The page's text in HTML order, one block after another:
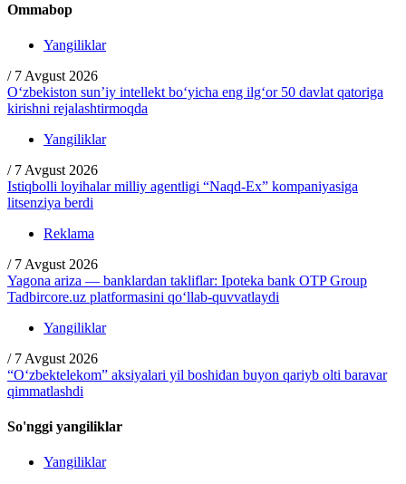
Ommabop
Yangiliklar
/ 7 Avgust 2026
O‘zbekiston sun’iy intellekt bo‘yicha eng ilg‘or 50 davlat qatoriga
kirishni rejalashtirmoqda
Yangiliklar
/ 7 Avgust 2026
Istiqbolli loyihalar milliy agentligi “Naqd-Ex” kompaniyasiga
litsenziya berdi
Reklama
/ 7 Avgust 2026
Yagona ariza — banklardan takliflar: Ipoteka bank OTP Group
Tadbircore.uz platformasini qo‘llab-quvvatlaydi
Yangiliklar
/ 7 Avgust 2026
“O‘zbektelekom” aksiyalari yil boshidan buyon qariyb olti baravar
qimmatlashdi
So'nggi yangiliklar
Yangiliklar